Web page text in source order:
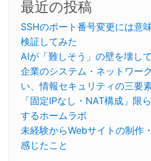
最近の投稿
SSHのポート番号変更には意
検証してみた
AIが「難しそう」の壁を壊し
企業のシステム・ネットワー
い、情報セキュリティの三要
「固定IPなし・NAT構成」限
するホームラボ
未経験からWebサイトの制作
感じたこと